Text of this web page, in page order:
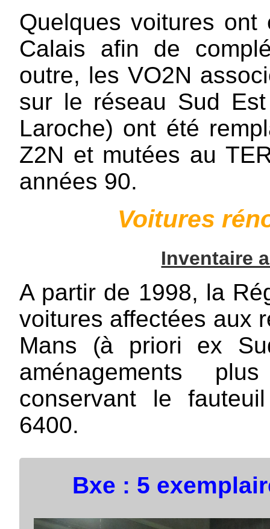
Quelques voitures
Calais afin de
outre, les VO2N
sur le réseau Sud
Laroche) ont été
Z2N et mutées au
années 90.
Voitures
Inventaire
A partir de 1998, la
voitures affectées aux
Mans (à priori ex
aménagements
conservant le
6400.
Bxe : 5